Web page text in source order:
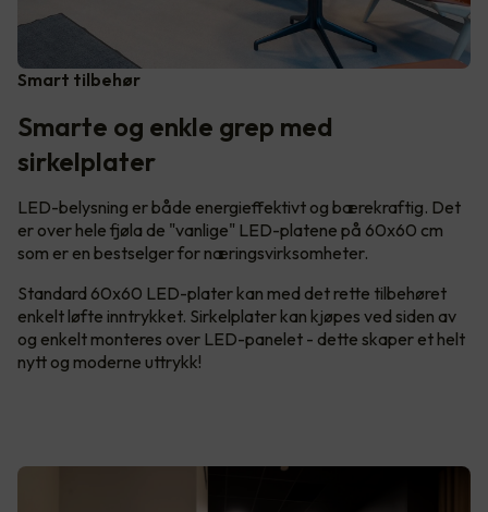
Smart tilbehør
Smarte og enkle grep med
sirkelplater
LED-belysning er både energieffektivt og bærekraftig. Det
er over hele fjøla de "vanlige" LED-platene på 60x60 cm
som er en bestselger for næringsvirksomheter.
Standard 60x60 LED-plater kan med det rette tilbehøret
enkelt løfte inntrykket. Sirkelplater kan kjøpes ved siden av
og enkelt monteres over LED-panelet - dette skaper et helt
nytt og moderne uttrykk!